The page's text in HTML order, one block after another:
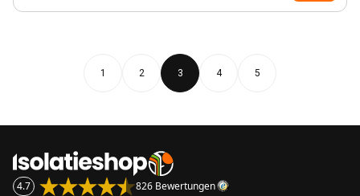
1 2 3 4 5
4.7 826 Bewertungen